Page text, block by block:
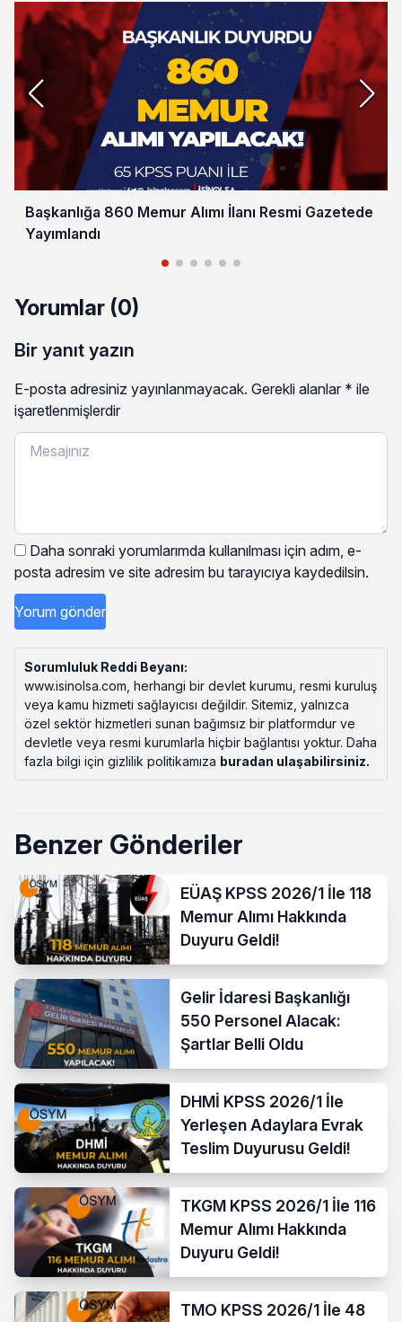
Başkanlığa 860 Memur Alımı İlanı Resmi Gazetede
Yayımlandı
Yorumlar (0)
Bir yanıt yazın
E-posta adresiniz yayınlanmayacak. Gerekli alanlar * ile
işaretlenmişlerdir
Daha sonraki yorumlarımda kullanılması için adım, e-
posta adresim ve site adresim bu tarayıcıya kaydedilsin.
Sorumluluk Reddi Beyanı:
www.isinolsa.com, herhangi bir devlet kurumu, resmi kuruluş
veya kamu hizmeti sağlayıcısı değildir. Sitemiz, yalnızca
özel sektör hizmetleri sunan bağımsız bir platformdur ve
devletle veya resmi kurumlarla hiçbir bağlantısı yoktur. Daha
fazla bilgi için gizlilik politikamıza buradan ulaşabilirsiniz.
Benzer Gönderiler
EÜAŞ KPSS 2026/1 İle 118
Memur Alımı Hakkında
Duyuru Geldi!
Gelir İdaresi Başkanlığı
550 Personel Alacak:
Şartlar Belli Oldu
DHMİ KPSS 2026/1 İle
Yerleşen Adaylara Evrak
Teslim Duyurusu Geldi!
TKGM KPSS 2026/1 İle 116
Memur Alımı Hakkında
Duyuru Geldi!
TMO KPSS 2026/1 İle 48